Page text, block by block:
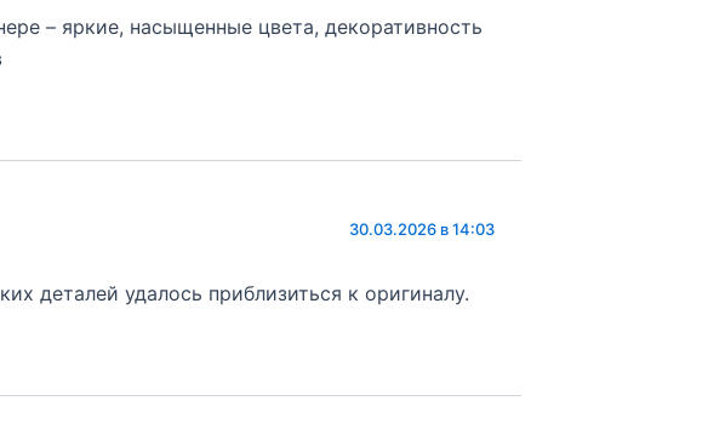
– яркие, насыщенные цвета, декоративность
30.03.2026 в 14:03
деталей удалось приблизиться к оригиналу.